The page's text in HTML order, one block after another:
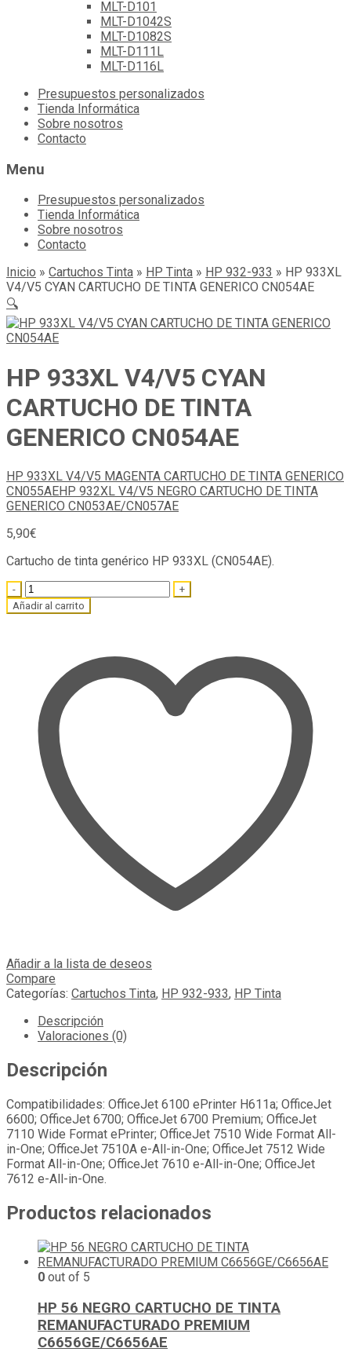
MLT-D101
MLT-D1042S
MLT-D1082S
MLT-D111L
MLT-D116L
Skip
content
Presupuestos personalizados
Tienda Informática
Sobre nosotros
Contacto
Menu
Presupuestos personalizados
Tienda Informática
Sobre nosotros
Contacto
Inicio » Cartuchos Tinta » HP Tinta » HP 932-933 » HP 933XL
V4/V5 CYAN CARTUCHO DE TINTA GENERICO CN054AE
🔍
HP 933XL V4/V5 CYAN
CARTUCHO DE TINTA
GENERICO CN054AE
HP 933XL V4/V5 MAGENTA CARTUCHO DE TINTA GENERICO
CN055AEHP 932XL V4/V5 NEGRO CARTUCHO DE TINTA
GENERICO CN053AE/CN057AE
5,90€
Cartucho de tinta genérico HP 933XL (CN054AE).
Quantity
Añadir al carrito
Añadir a la lista de deseos
Compare
Categorías: Cartuchos Tinta, HP 932-933, HP Tinta
Descripción
Valoraciones (0)
Descripción
Compatibilidades: OfficeJet 6100 ePrinter H611a; OfficeJet
6600; OfficeJet 6700; OfficeJet 6700 Premium; OfficeJet
7110 Wide Format ePrinter; OfficeJet 7510 Wide Format All-
in-One; OfficeJet 7510A e-All-in-One; OfficeJet 7512 Wide
Format All-in-One; OfficeJet 7610 e-All-in-One; OfficeJet
7612 e-All-in-One.
Productos relacionados
0 out of 5
HP 56 NEGRO CARTUCHO DE TINTA
REMANUFACTURADO PREMIUM
C6656GE/C6656AE